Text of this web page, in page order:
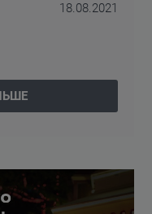
18.08.2021